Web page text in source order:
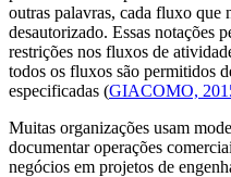
outras palavras, cada fluxo que
desautorizado. Essas notações
restrições nos fluxos de
todos os fluxos são permitidos
especificadas (GIACOMO,
Muitas organizações usam
documentar operações
negócios em projetos de